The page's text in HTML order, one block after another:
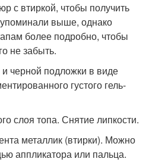
с втиркой, чтобы получить
выше, однако
более подробно, чтобы
не забыть.
черной подложки в виде
густого гель-
слоя топа. Снятие липкости.
металлик (втирки). Можно
аппликатора или пальца.